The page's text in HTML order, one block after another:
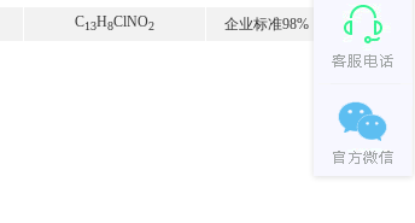
C13H8ClNO2 企业标准98%